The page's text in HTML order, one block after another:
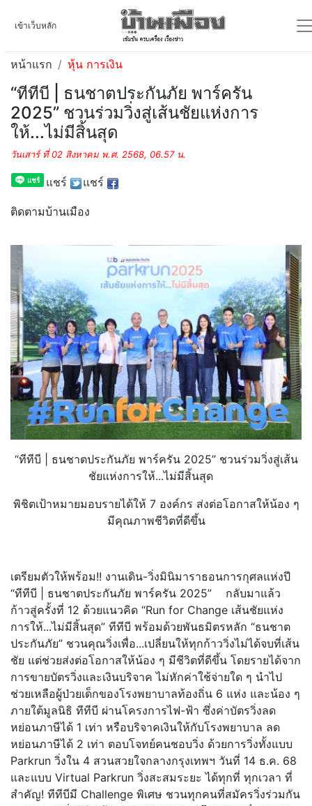
เข้าเว็บหลัก
หน้าแรก หุ้น การเงิน
“ทีทีบี | ธนชาตประกันภัย พาร์ครัน
2025” ชวนร่วมวิ่งสู่เส้นชัยแห่งการ
ให้...ไม่มีสิ้นสุด
วันเสาร์ ที่ 02 สิงหาคม พ.ศ. 2568, 06.57 น.
แชร์ แชร์
ติดตามบ้านเมือง
“ทีทีบี | ธนชาตประกันภัย พาร์ครัน 2025” ชวนร่วมวิ่งสู่เส้น
ชัยแห่งการให้...ไม่มีสิ้นสุด
พิชิตเป้าหมายมอบรายได้ให้ 7 องค์กร ส่งต่อโอกาสให้น้อง ๆ
มีคุณภาพชีวิตที่ดีขึ้น
เตรียมตัวให้พร้อม!! งานเดิน-วิ่งมินิมาราธอนการกุศลแห่งปี
“ทีทีบี | ธนชาตประกันภัย พาร์ครัน 2025” กลับมาแล้ว
ก้าวสู่ครั้งที่ 12 ด้วยแนวคิด “Run for Change เส้นชัยแห่ง
การให้...ไม่มีสิ้นสุด” ทีทีบี พร้อมด้วยพันธมิตรหลัก “ธนชาต
ประกันภัย” ชวนคุณวิ่งเพื่อ...เปลี่ยนให้ทุกก้าววิ่งไม่ได้จบที่เส้น
ชัย แต่ช่วยส่งต่อโอกาสให้น้อง ๆ มีชีวิตที่ดีขึ้น โดยรายได้จาก
การขายบัตรวิ่งและเงินบริจาค ไม่หักค่าใช้จ่ายใด ๆ นำไป
ช่วยเหลือผู้ป่วยเด็กของโรงพยาบาลท้องถิ่น 6 แห่ง และน้อง ๆ
ภายใต้มูลนิธิ ทีทีบี ผ่านโครงการไฟ-ฟ้า ซึ่งค่าบัตรวิ่งลด
หย่อนภาษีได้ 1 เท่า หรือบริจาคเงินให้กับโรงพยาบาล ลด
หย่อนภาษีได้ 2 เท่า ตอบโจทย์คนชอบวิ่ง ด้วยการวิ่งทั้งแบบ
Parkrun วิ่งใน 4 สวนสวยใจกลางกรุงเทพฯ วันที่ 14 ธ.ค. 68
และแบบ Virtual Parkrun วิ่งสะสมระยะ ได้ทุกที่ ทุกเวลา ที่
สำคัญ! ทีทีบีมี Challenge พิเศษ ชวนทุกคนที่สมัครวิ่งร่วมกัน